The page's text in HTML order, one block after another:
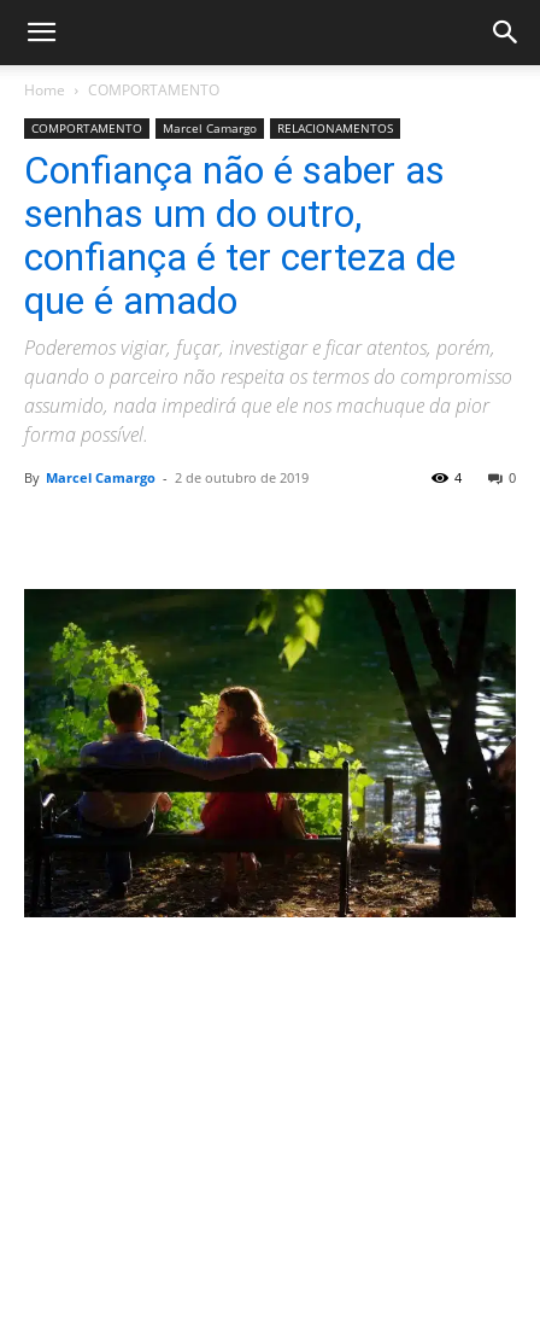
Home COMPORTAMENTO
COMPORTAMENTO Marcel Camargo RELACIONAMENTOS
Confiança não é saber as
senhas um do outro,
confiança é ter certeza de
que é amado
Poderemos vigiar, fuçar, investigar e ficar atentos, porém,
quando o parceiro não respeita os termos do compromisso
assumido, nada impedirá que ele nos machuque da pior
forma possível.
By Marcel Camargo - 2 de outubro de 2019 0
4